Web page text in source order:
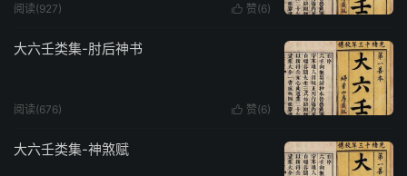
 赞(6)
阅读(927)
大六壬类集-肘后神书
 赞(6)
阅读(676)
大六壬类集-神煞赋